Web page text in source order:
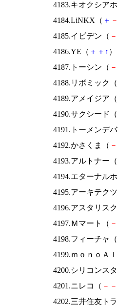
4183.キオクシア
4184.LiNKX（ ＋ －
4185.イビデン（ －
4186.YE（ ＋ ＋ ↑ ）
4187.トーシン（ －
4188.リボミック（
4189.アメイジア（
4190.サクシード（
4191.トーメンデ
4192.かさくま（ －
4193.アルトナー（
4194.エターナル
4195.アーキテク
4196.アスタリス
4197.Ｍマート（ －
4198.フィーチャ（
4199.ｍｏｎｏＡ
4200.シリコンス
4201.ニレコ（ － －
4202.三井住友ト